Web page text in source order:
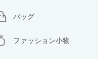
バッグ
ファッション小物